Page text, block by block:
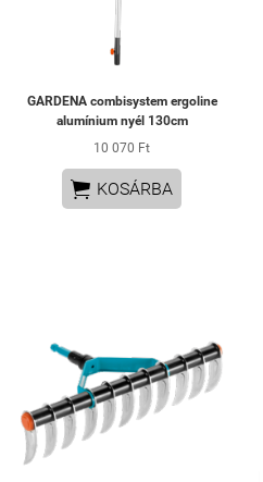
GARDENA combisystem ergoline
alumínium nyél 130cm
10 070 Ft
 KOSÁRBA